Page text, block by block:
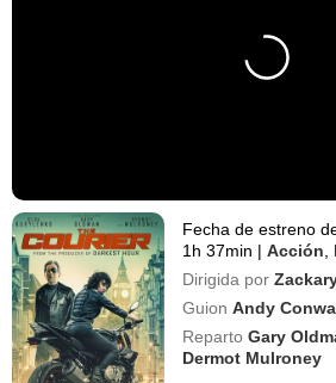
Fecha de estreno
1h 37min | Acción
Dirigida por
Guion Andy
Reparto Gary
Dermot Mulroney